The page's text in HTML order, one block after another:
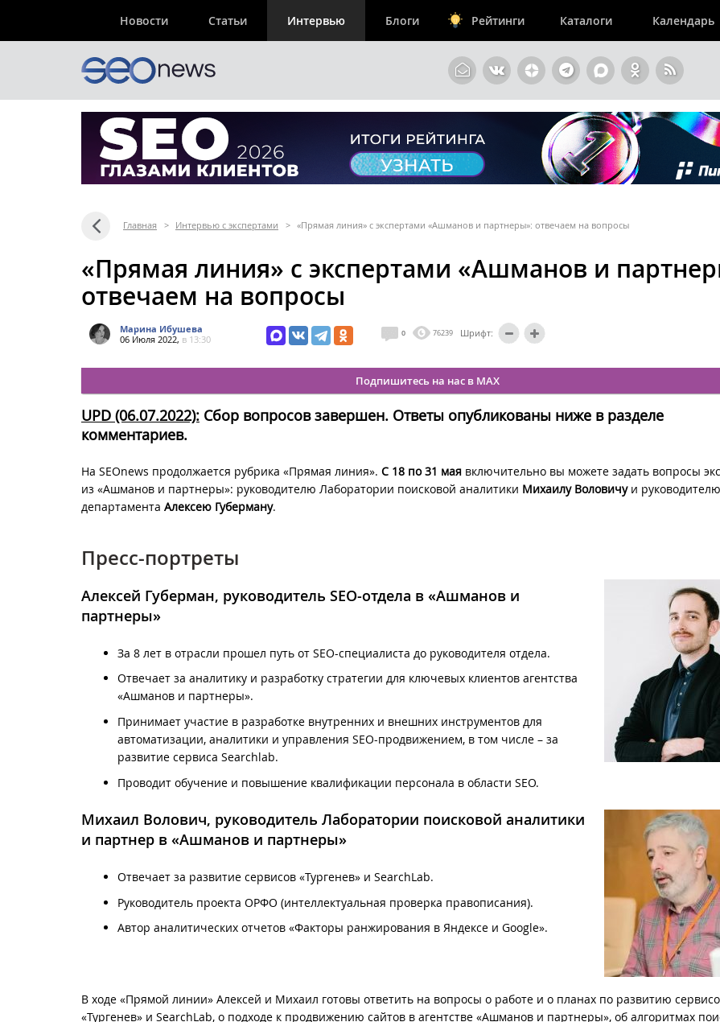
Новости Статьи Интервью Блоги Рейтинги Каталоги Календарь
Главная > Интервью с экспертами > «Прямая линия» с экспертами «Ашманов и партнеры»: отвечаем на вопросы
«Прямая линия» с экспертами «Ашманов и
отвечаем на вопросы
Марина Ибушева
06 Июля 2022, в 13:30 0 76239 Шрифт:
Подпишитесь на нас в MAX
UPD (06.07.2022): Сбор вопросов завершен. Ответы опубликованы ниже в разделе
комментариев.
На SEOnews продолжается рубрика «Прямая линия». С 18 по 31 мая включительно вы можете задать вопросы
из «Ашманов и партнеры»: руководителю Лаборатории поисковой аналитики Михаилу Воловичуи руководителю
департамента Алексею Губерману.
Пресс-портреты
Алексей Губерман, руководитель SEO-отдела в «Ашманов и
партнеры»
За 8 лет в отрасли прошел путь от SEO-специалиста до руководителя отдела.
Отвечает за аналитику и разработку стратегии для ключевых клиентов агентства
«Ашманов и партнеры».
Принимает участие в разработке внутренних и внешних инструментов для
автоматизации, аналитики и управления SEO-продвижением, в том числе – за
развитие сервиса Searchlab.
Проводит обучение и повышение квалификации персонала в области SEO.
Михаил Волович, руководитель Лаборатории поисковой аналитики
и партнер в «Ашманов и партнеры»
Отвечает за развитие сервисов «Тургенев» и SearchLab.
Руководитель проекта ОРФО (интеллектуальная проверка правописания).
Автор аналитических отчетов «Факторы ранжирования в Яндексе и Google».
В ходе «Прямой линии» Алексей и Михаил готовы ответить на вопросы о работе и о планах по развитию
«Тургенев» и SearchLab, о подходе к продвижению сайтов в агентстве «Ашманов и партнеры», об алгоритмах